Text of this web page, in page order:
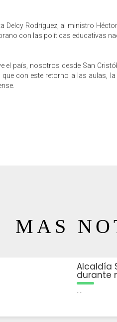
Delcy Rodríguez, al ministro
con las políticas educativas
el país, nosotros desde San
con este retorno a las aulas,
MAS
Alcaldía
durante